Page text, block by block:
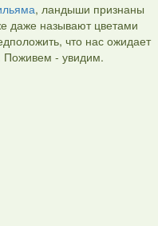
, ландыши признаны
даже называют цветами
что нас ожидает
- увидим.